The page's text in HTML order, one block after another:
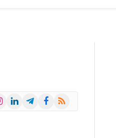
LinkedInTelegramFacebook
RSS